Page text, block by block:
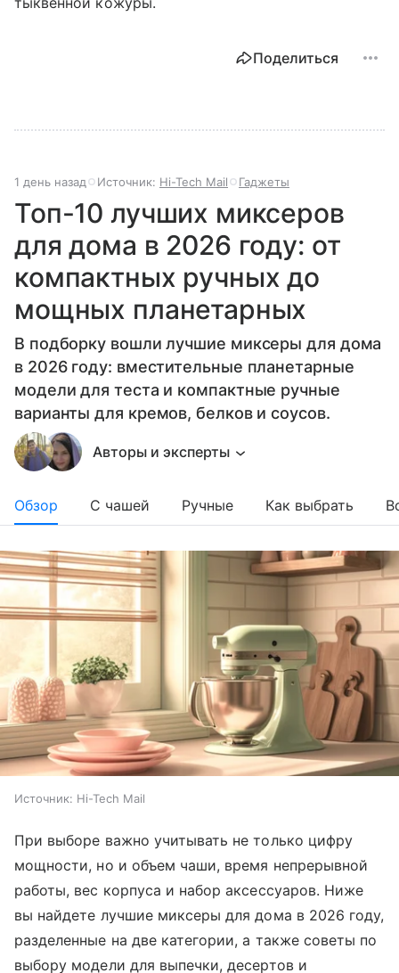
Поделиться
1 день назад Источник: Hi-Tech Mail Гаджеты
Топ-10 лучших миксеров
для дома в 2026 году: от
компактных ручных до
мощных планетарных
В подборку вошли лучшие миксеры для дома
в 2026 году: вместительные планетарные
модели для теста и компактные ручные
варианты для кремов, белков и соусов.
Авторы и эксперты
Обзор С чашей Ручные Как выбрать
Источник: Hi-Tech Mail
При выборе важно учитывать не только цифру
мощности, но и объем чаши, время непрерывной
работы, вес корпуса и набор аксессуаров. Ниже
вы найдете лучшие миксеры для дома в 2026 году,
разделенные на две категории, а также советы по
выбору модели для выпечки, десертов и